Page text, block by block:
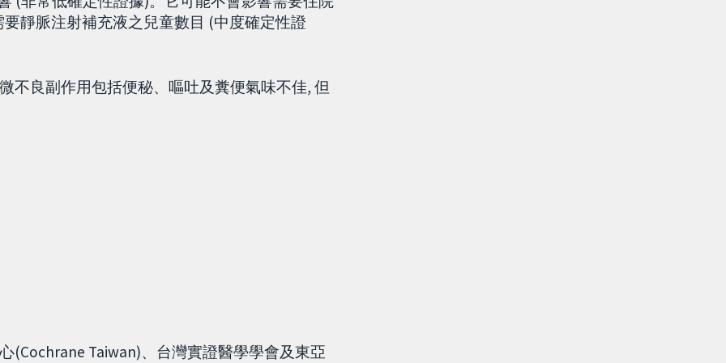
靜脈注射補充液之兒童數目 (中度確定性證
不良副作用包括便秘、嘔吐及糞便氣味不佳, 但
(Cochrane Taiwan)、台灣實證醫學學會及東亞